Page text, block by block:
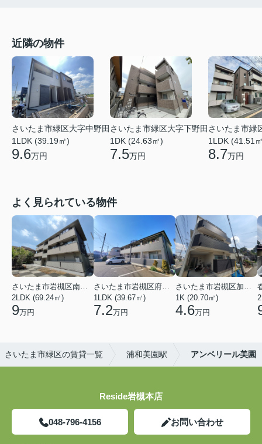
近隣の物件
さいたま市緑区大字中野田
1LDK (39.19㎡)
9.6万円
さいたま市緑区大字下野田
1DK (24.63㎡)
7.5万円
さいたま市緑
1LDK (41.51
8.7万円
よく見られている物件
さいたま市岩槻区南平野４丁目
2LDK (69.24㎡)
9万円
さいたま市岩槻区府内１丁目
1LDK (39.67㎡)
7.2万円
さいたま市岩槻区加倉１丁目
1K (20.70㎡)
4.6万円
さいたま市緑区の賃貸一覧 浦和美園駅 アンベリール美園
Reside岩槻本店
048-796-4156 お問い合わせ